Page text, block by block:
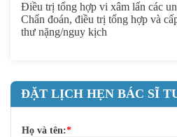
Điều trị tổng hợp vi xâm lấn các
Chẩn đoán, điều trị tổng hợp và
thư nặng/nguy kịch
ĐẶT LỊCH HẸN BÁC SĨ
Họ và tên:*